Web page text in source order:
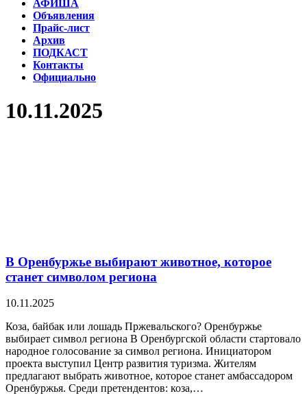
АФИША
Объявления
Прайс-лист
Архив
ПОДКАСТ
Контакты
Официально
10.11.2025
В Оренбуржье выбирают животное, которое
станет символом региона
10.11.2025
Коза, байбак или лошадь Пржевальского? Оренбуржье
выбирает символ региона В Оренбургской области стартовало
народное голосование за символ региона. Инициатором
проекта выступил Центр развития туризма. Жителям
предлагают выбрать животное, которое станет амбассадором
Оренбуржья. Среди претендентов: коза,…